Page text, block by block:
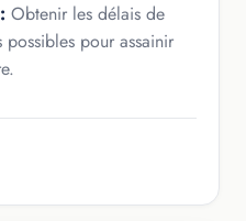
Obtenir les délais de
pour assainir